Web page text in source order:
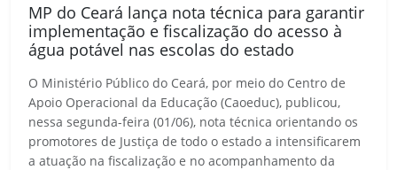
MP do Ceará lança nota técnica para garantir
implementação e fiscalização do acesso à
água potável nas escolas do estado
O Ministério Público do Ceará, por meio do Centro de
Apoio Operacional da Educação (Caoeduc), publicou,
nessa segunda-feira (01/06), nota técnica orientando os
promotores de Justiça de todo o estado a intensificarem
a atuação na fiscalização e no acompanhamento da